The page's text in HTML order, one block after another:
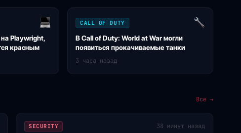
Playwright,
красным
CALL OF DUTY
В Call of Duty: World at War могли
появиться прокачиваемые танки
3 часа назад
Все →
SECURITY
38 минут назад